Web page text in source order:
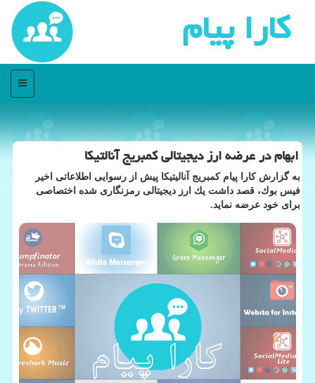
كارا پیام
منو
ابهام در عرضه ارز دیجیتالی كمبریج آنالتیكا
به گزارش كارا پیام كمبریج آنالیتیكا پیش از رسوایی اطلاعاتی اخیر
فیس بوك، قصد داشت یك ارز دیجیتالی رمزنگاری شده اختصاصی
برای خود عرضه نماید.